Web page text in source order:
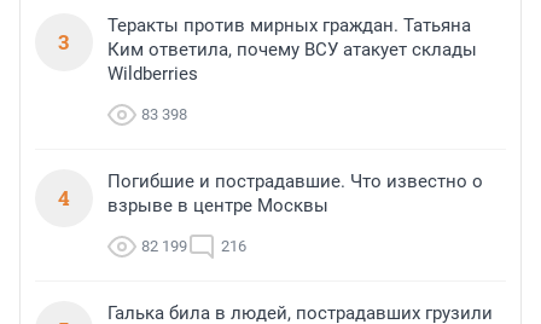
3
Теракты против мирных граждан. Татьяна
Ким ответила, почему ВСУ атакует склады
Wildberries
83 398
4
Погибшие и пострадавшие. Что известно о
взрыве в центре Москвы
82 199 216
Галька била в людей, пострадавших грузили